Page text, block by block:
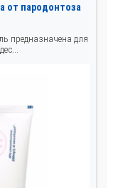
от пародонтоза
предназначена для